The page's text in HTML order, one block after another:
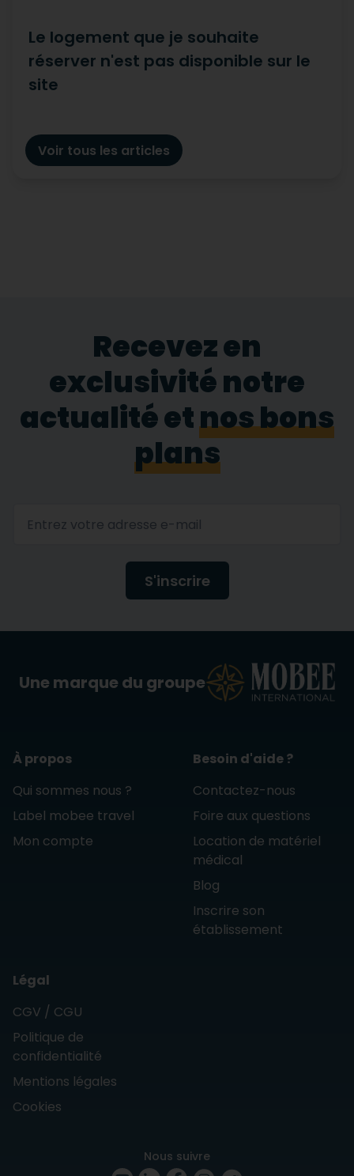
Le logement que je souhaite
réserver n'est pas disponible sur le
site
Voir tous les articles
Recevez en
exclusivité notre
actualité etnos bons
plans
S'inscrire
Une marque du groupe
À propos
Qui sommes nous ?
Label mobee travel
Mon compte
Besoin d'aide ?
Contactez-nous
Foire aux questions
Location de matériel
médical
Blog
Inscrire son
établissement
Légal
CGV / CGU
Politique de
confidentialité
Mentions légales
Cookies
Nous suivre